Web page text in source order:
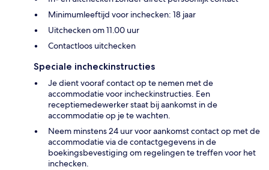
Minimumleeftijd voor inchecken: 18 jaar
Uitchecken om 11.00 uur
Contactloos uitchecken
Speciale incheckinstructies
Je dient vooraf contact op te nemen met de
accommodatie voor incheckinstructies. Een
receptiemedewerker staat bij aankomst in de
accommodatie op je te wachten.
Neem minstens 24 uur voor aankomst contact op met de
accommodatie via de contactgegevens in de
boekingsbevestiging om regelingen te treffen voor het
inchecken.